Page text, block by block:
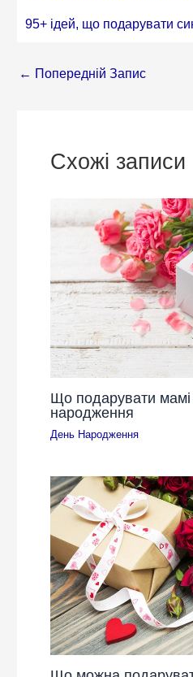
95+ ідей, що подарувати
← Попередній Запис
Схожі записи
Що подарувати
народження
День Народження